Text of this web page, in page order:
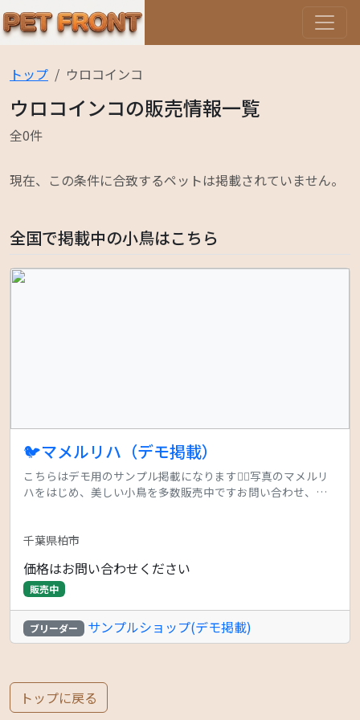
トップ ウロコインコ
ウロコインコの販売情報一覧
全0件
現在、この条件に合致するペットは掲載されていません。
全国で掲載中の小鳥はこちら
🐦マメルリハ（デモ掲載）
こちらはデモ用のサンプル掲載になります🙇‍♂️写真のマメルリ
ハをはじめ、美しい小鳥を多数販売中ですお問い合わせ、ご
千葉県柏市
価格はお問い合わせください
販売中
ブリーダー サンプルショップ(デモ掲載)
トップに戻る